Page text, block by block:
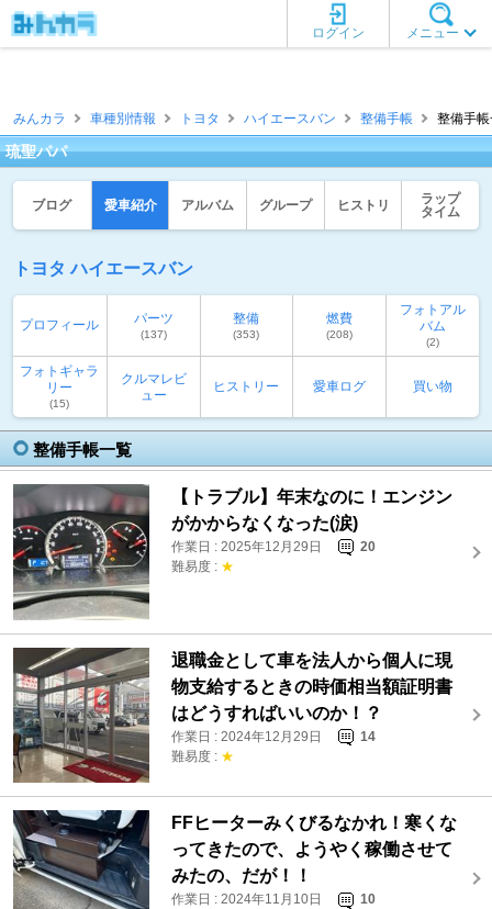
メニュー
ログイン
みんカラ 車種別情報 トヨタ ハイエースバン 整備手帳 整備手
琉聖パパ
ブログ 愛車紹介 アルバム グループ ヒストリ
ラップ
タイム
トヨタ ハイエースバン
プロフィール パーツ
(137)
整備
(353)
燃費
(208)
フォトアル
バム
(2)
フォトギャラ
リー
(15)
クルマレビ
ュー
ヒストリー 愛車ログ 買い物
整備手帳一覧
【トラブル】年末なのに！エンジン
がかからなくなった(涙)
作業日 : 2025年12月29日
20
難易度 : ★
退職金として車を法人から個人に現
物支給するときの時価相当額証明書
はどうすればいいのか！？
作業日 : 2024年12月29日
14
難易度 : ★
FFヒーターみくびるなかれ！寒くな
ってきたので、ようやく稼働させて
みたの、だが！！
作業日 : 2024年11月10日
10